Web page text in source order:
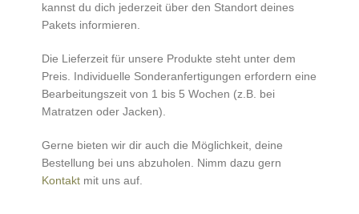
kannst du dich jederzeit über den Standort deines
Pakets informieren.
Die Lieferzeit für unsere Produkte steht unter dem
Preis. Individuelle Sonderanfertigungen erfordern eine
Bearbeitungszeit von 1 bis 5 Wochen (z.B. bei
Matratzen oder Jacken).
Gerne bieten wir dir auch die Möglichkeit, deine
Bestellung bei uns abzuholen. Nimm dazu gern
Kontaktmit uns auf.